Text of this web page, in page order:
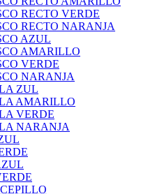
RECTO VERDE
RECTO NARANJA
AZUL
AMARILLO
VERDE
NARANJA
ZUL
AMARILLO
VERDE
NARANJA